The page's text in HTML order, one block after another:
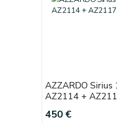
AZZARDO
AZ2114 +
450 €